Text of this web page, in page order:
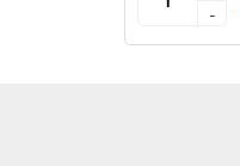
--